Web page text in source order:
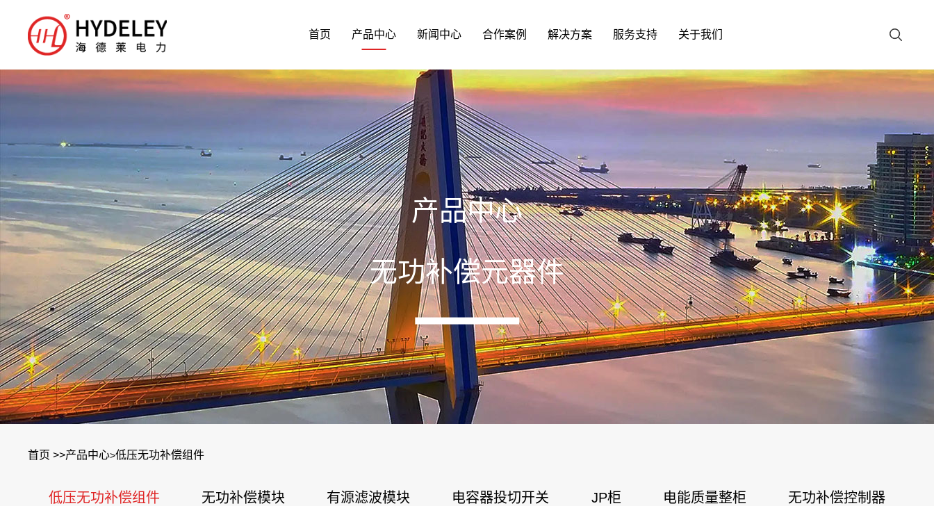
首页 产品中心 新闻中心 合作案例 解决方案 服务支持 关于我们
产品中心
无功补偿元器件
首页 >>产品中心>低压无功补偿组件
低压无功补偿组件 无功补偿模块 有源滤波模块 电容器投切开关 JP柜 电能质量整柜 无功补偿控制器